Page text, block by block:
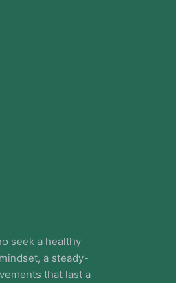
seek a healthy
a steady-
that last a